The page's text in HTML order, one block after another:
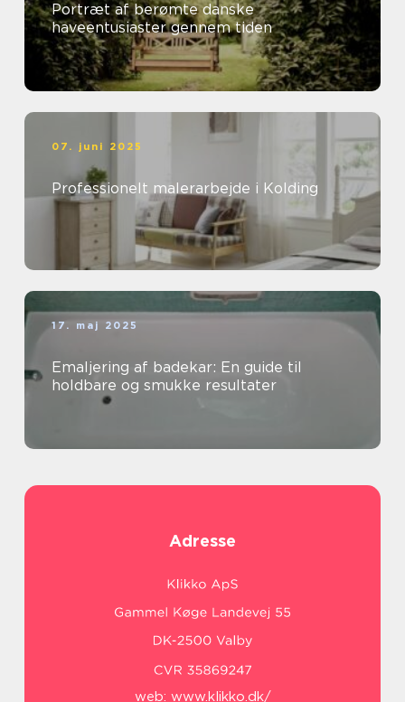
Portræt af berømte danske
haveentusiaster gennem tiden
07. juni 2025
Professionelt malerarbejde i Kolding
17. maj 2025
Emaljering af badekar: En guide til
holdbare og smukke resultater
Adresse
web: www.klikko.dk/